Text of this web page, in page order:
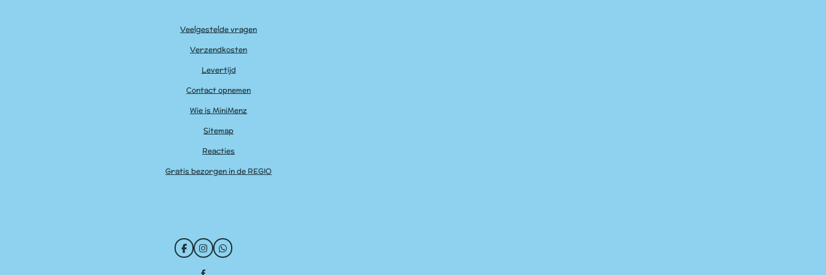
Veelgestelde vragen
Verzendkosten
Levertijd
Contact opnemen
Wie is MiniMenz
Sitemap
Reacties
Gratis bezorgen in de REGIO
F
a
I
n
s
W
h